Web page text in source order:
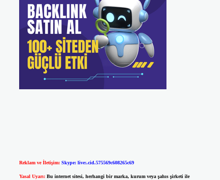
Reklam ve İletişim: Skype: live:.cid.575569c608265c69
Yasal Uyarı: Bu internet sitesi, herhangi bir marka, kurum veya şahıs şirketi ile